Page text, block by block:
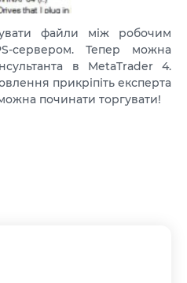
файли між робочим
сервером. Тепер можна
в MetaTrader 4.
прикріпіть експерта
починати торгувати!